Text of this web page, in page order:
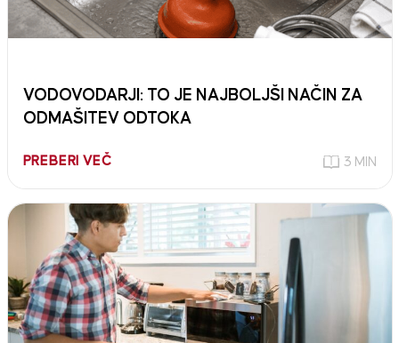
VODOVODARJI: TO JE NAJBOLJŠI NAČIN ZA
ODMAŠITEV ODTOKA
PREBERI VEČ 3 MIN